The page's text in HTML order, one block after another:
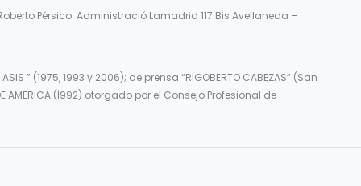
Pérsico. Administració Lamadrid 117 Bis Avellaneda –
” (1975, 1993 y 2006); de prensa “RIGOBERTO CABEZAS” (San
DE AMERICA (|992) otorgado por el Consejo Profesional de